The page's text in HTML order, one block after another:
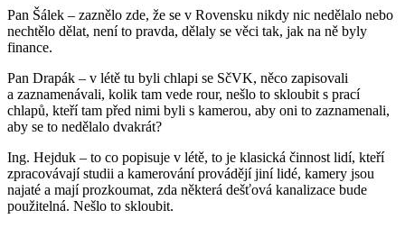
Pan Šálek – zaznělo zde, že se v Rovensku nikdy nic nedělalo nebo
nechtělo dělat, není to pravda, dělaly se věci tak, jak na ně byly
finance.
Pan Drapák – v létě tu byli chlapi se SčVK, něco zapisovali
a zaznamenávali, kolik tam vede rour, nešlo to skloubit s prací
chlapů, kteří tam před nimi byli s kamerou, aby oni to zaznamenali,
aby se to nedělalo dvakrát?
Ing. Hejduk – to co popisuje v létě, to je klasická činnost lidí, kteří
zpracovávají studii a kamerování provádějí jiní lidé, kamery jsou
najaté a mají prozkoumat, zda některá dešťová kanalizace bude
použitelná. Nešlo to skloubit.